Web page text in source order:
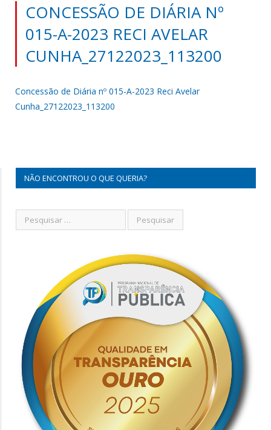
CONCESSÃO DE DIÁRIA Nº
015-A-2023 RECI AVELAR
CUNHA_27122023_113200
Concessão de Diária nº 015-A-2023 Reci Avelar
Cunha_27122023_113200
NÃO ENCONTROU O QUE QUERIA?